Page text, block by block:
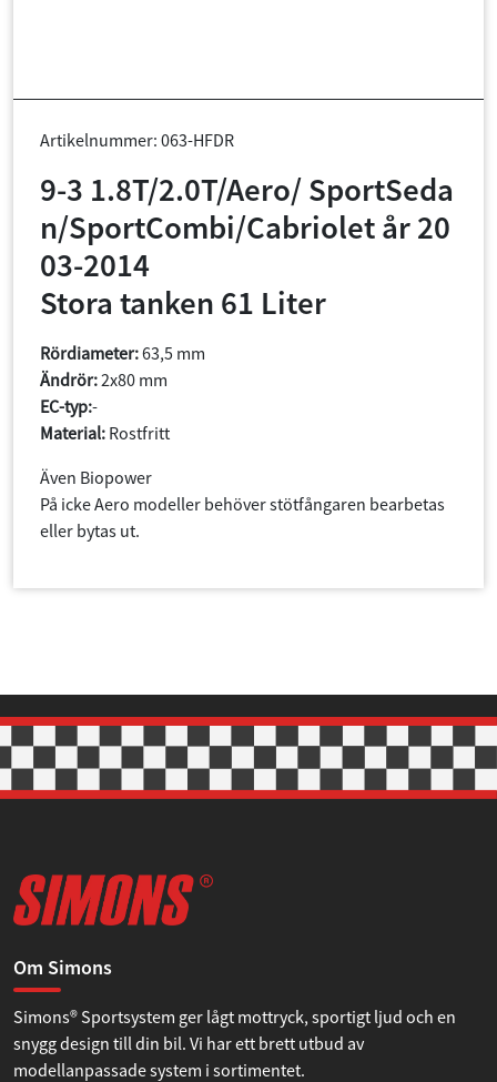
Artikelnummer: 063-HFDR
9-3 1.8T/2.0T/Aero/ SportSeda
n/SportCombi/Cabriolet år 20
03-2014
Stora tanken 61 Liter
Rördiameter:63,5 mm
Ändrör:2x80 mm
EC-typ:-
Material: Rostfritt
Även Biopower
På icke Aero modeller behöver stötfångaren bearbetas
eller bytas ut.
Om Simons
Simons® Sportsystem ger lågt mottryck, sportigt ljud och en
snygg design till din bil. Vi har ett brett utbud av
modellanpassade system i sortimentet.